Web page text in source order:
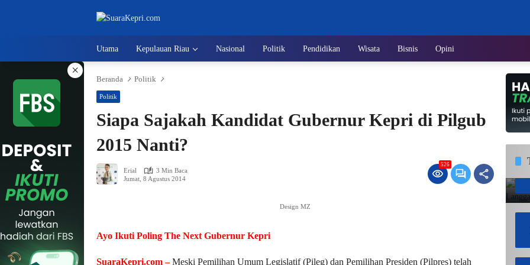
Utama Kepulauan Riau Nasional Politik Pendidikan Wisata Bisnis Opini
×
Beranda Politik
Politik
Siapa Sajakah Kandidat Gubernur Kepri di Pilgub
2015 Nanti?
Erial
3 Min Baca
Jumat, 8 Agustus 2014
526
Design MZ
Ayo Ikuti Poling The Next Gubernur Kepri
SuaraKepri.com –Meski Pemilihan Umum Legislatif (Pileg) dan Pemilihan Presiden (Pilpres) telah